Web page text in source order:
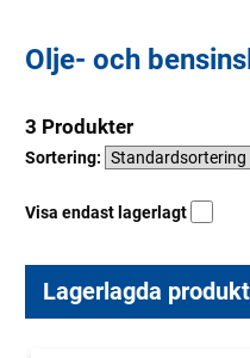
Olje- och
3 Produkter
Sortering:
Visa endast lagerlagt
Lagerlagda